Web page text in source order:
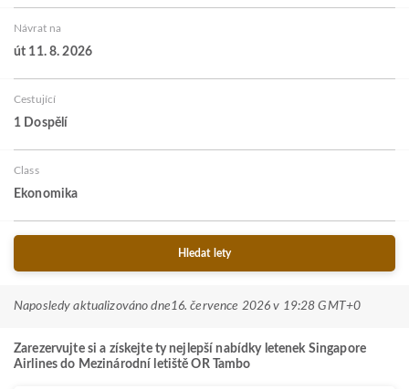
Návrat na
út 11. 8. 2026
Cestující
1 Dospělí
Class
Ekonomika
Hledat lety
Naposledy aktualizováno dne16. července 2026 v 19:28 GMT+0
Zarezervujte si a získejte ty nejlepší nabídky letenek Singapore
Airlines do Mezinárodní letiště OR Tambo